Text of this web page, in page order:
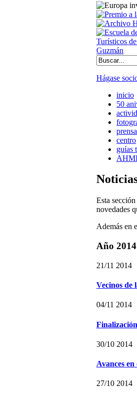
Hágase
inicio
50
prensa
centro
guías
Esta
novedades
Además en
Año 2014
21/11 2014
Vecinos de
04/11 2014
30/10 2014
Avances
27/10 2014